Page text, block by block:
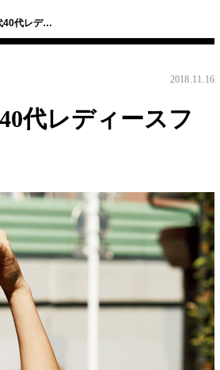
40代レデ…
2018.11.16
代レディースフ